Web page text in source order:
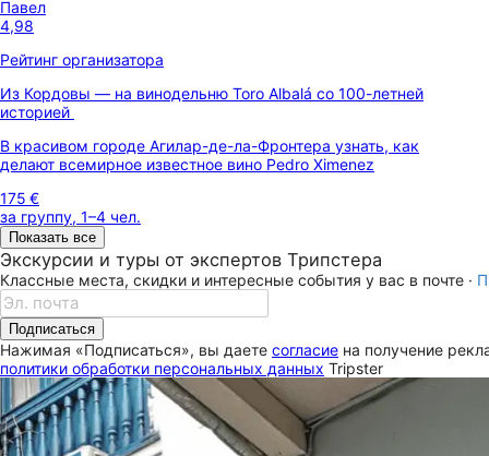
Павел
4,98
Рейтинг организатора
Из Кордовы — на винодельню Toro Albalá со 100-летней
историей
В красивом городе Агилар-де-ла-Фронтера узнать, как
делают всемирное известное вино Pedro Ximenez
175 €
за группу, 1–4 чел.
Показать все
Экскурсии и туры от экспертов Трипстера
Классные места, скидки и интересные события у вас в почте ·
Подписаться
Нажимая «Подписаться», вы даете согласие на получение
политики обработки персональных данных Tripster